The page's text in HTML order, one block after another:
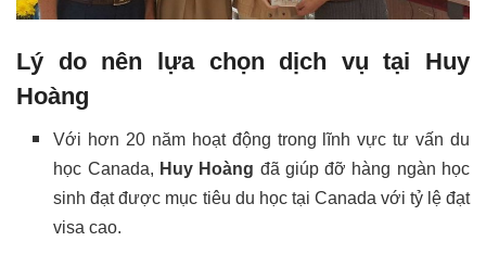
Lý do nên lựa chọn dịch vụ tại Huy
Hoàng
Với hơn 20 năm hoạt động trong lĩnh vực tư vấn du
học Canada, Huy Hoàng đã giúp đỡ hàng ngàn học
sinh đạt được mục tiêu du học tại Canada với tỷ lệ đạt
visa cao.